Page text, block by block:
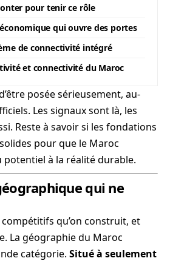
pour tenir ce rôle
qui ouvre des portes
de connectivité intégré
et connectivité du Maroc
posée sérieusement, au-
Les signaux sont là, les
Reste à savoir si les fondations
pour que le Maroc
potentiel à la réalité durable.
qui ne
qu’on construit, et
La géographie du Maroc
catégorie. Situé à seulement